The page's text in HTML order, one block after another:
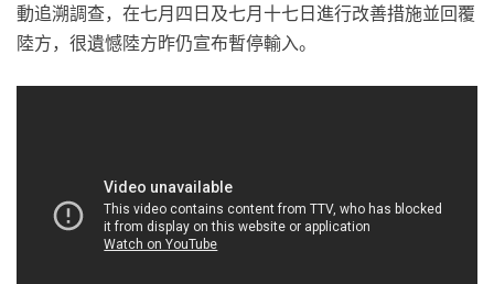
動追溯調查，在七月四日及七月十七日進行改善措施並回覆
陸方，很遺憾陸方昨仍宣布暫停輸入。